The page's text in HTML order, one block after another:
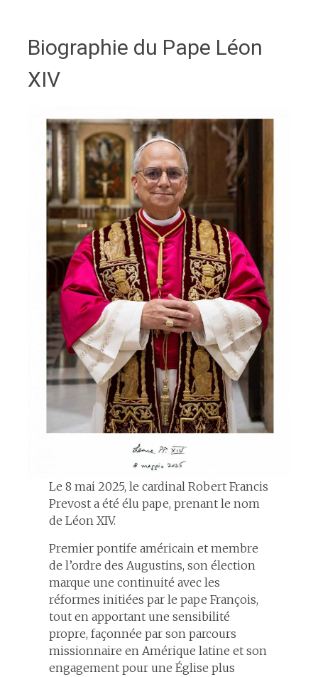
​Biographie du ​Pape Léon
XIV
Le 8 mai 2025, le cardinal Robert Francis
Prevost a été élu pape, prenant le nom
de Léon XIV.
Premier pontife américain et membre
de l’ordre des Augustins, son élection
marque une continuité avec les
réformes initiées par le pape François,
tout en apportant une sensibilité
propre, façonnée par son parcours
missionnaire en Amérique latine et son
engagement pour une Église plus